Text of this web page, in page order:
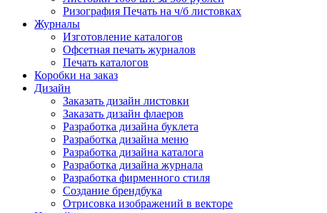
Ризография Печать на ч/б листовках
Журналы
Изготовление каталогов
Офсетная печать журналов
Печать каталогов
Коробки на заказ
Дизайн
Заказать дизайн листовки
Заказать дизайн флаеров
Разработка дизайна буклета
Разработка дизайна меню
Разработка дизайна каталога
Разработка дизайна журнала
Разработка фирменного стиля
Создание брендбука
Отрисовка изображений в векторе